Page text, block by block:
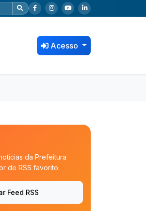
Acesso
da Prefeitura
de RSS favorito.
Feed RSS